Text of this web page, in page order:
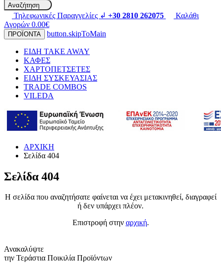
Αναζήτηση
Τηλεφωνικές Παραγγελίες ↲ +30 2810 262075
Καλάθι
Αγορών 0.00€
ΠΡΟΪΟΝΤΑ button.skipToMain
ΕΙΔΗ TAKE AWAY
ΚΑΦΕΣ
ΧΑΡΤΟΠΕΤΣΕΤΕΣ
ΕΙΔΗ ΣΥΣΚΕΥΑΣΙΑΣ
TRADE COMBOS
VILEDA
ΑΡΧΙΚΗ
Σελίδα 404
Σελίδα 404
Η σελίδα που αναζητήσατε φαίνεται να έχει μετακινηθεί, διαγραφεί
ή δεν υπάρχει πλέον.
Επιστροφή στην αρχική.
Ανακαλύψτε
την Τεράστια Ποικιλία Προϊόντων